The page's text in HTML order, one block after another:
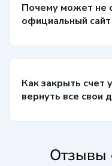
Почему может не
официальный
Как закрыть счет
вернуть все свои
Отзывы